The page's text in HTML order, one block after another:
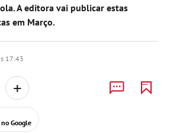
A editora vai publicar estas
em Março.
17:43
+
Google